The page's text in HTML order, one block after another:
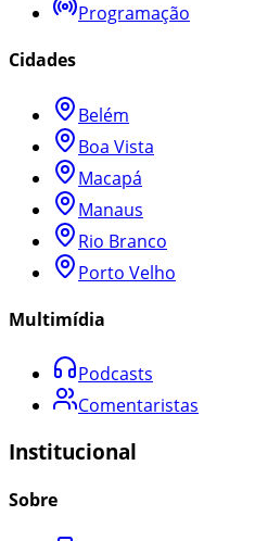
Programação
Cidades
Belém
Boa Vista
Macapá
Manaus
Rio Branco
Porto Velho
Multimídia
Podcasts
Comentaristas
Institucional
Sobre